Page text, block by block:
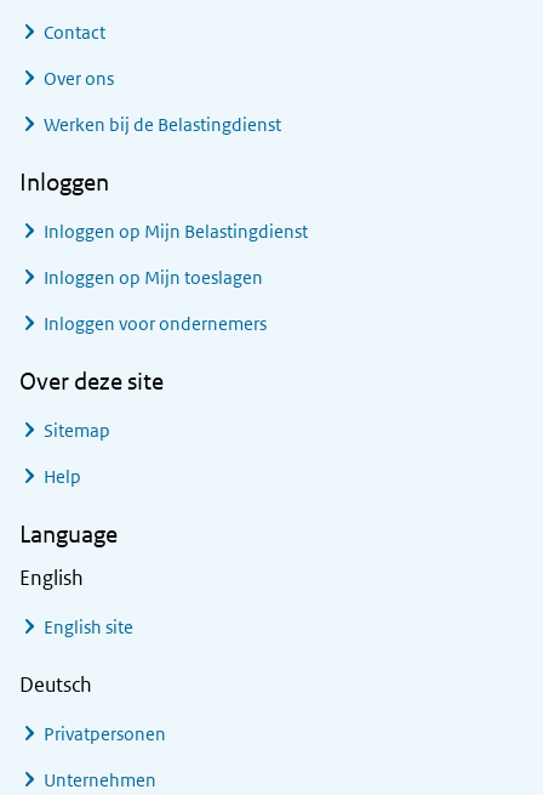
Contact
Over ons
Werken bij de Belastingdienst
Inloggen
Inloggen op Mijn Belastingdienst
Inloggen op Mijn toeslagen
Inloggen voor ondernemers
Over deze site
Sitemap
Help
Language
English
English site
Deutsch
Privatpersonen
Unternehmen